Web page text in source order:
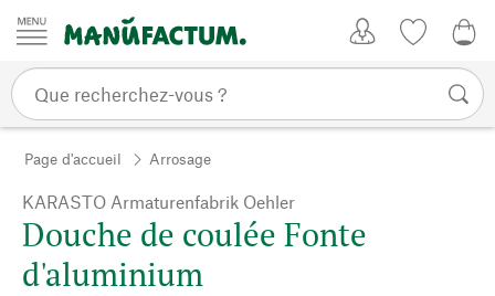
Passer au contenu
Page d'accueil Arrosage
KARASTO Armaturenfabrik Oehler
Douche de coulée Fonte
d'aluminium